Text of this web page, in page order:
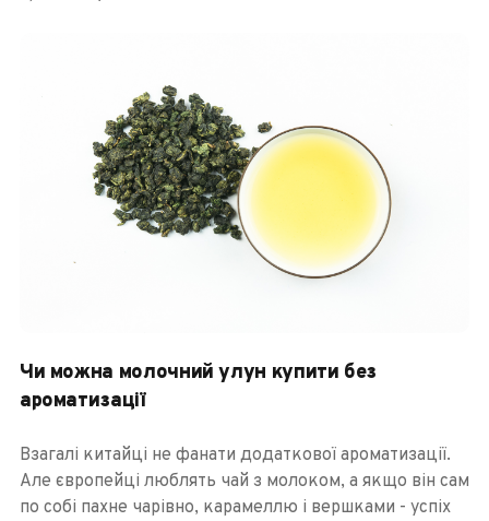
Чи можна молочний улун купити без
ароматизації
Взагалі китайці не фанати додаткової ароматизації.
Але європейці люблять чай з молоком, а якщо він сам
по собі пахне чарівно, карамеллю і вершками - успіх